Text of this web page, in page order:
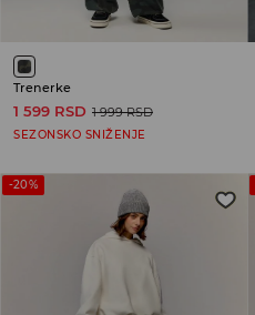
Trenerke
1 599 RSD 1 999 RSD
SEZONSKO SNIŽENJE
-20%